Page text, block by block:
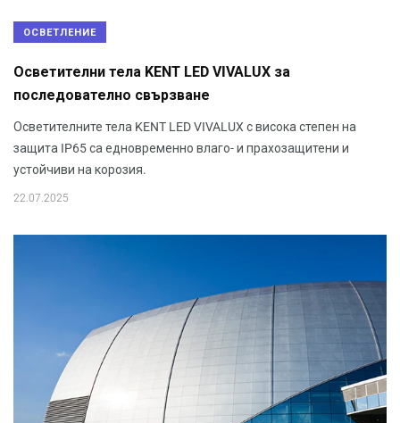
ОСВЕТЛЕНИЕ
Осветителни тела KENT LED VIVALUX за
последователно свързване
Осветителните тела KENT LED VIVALUX с висока степен на
защита IP65 са едновременно влаго- и прахозащитени и
устойчиви на корозия.
22.07.2025